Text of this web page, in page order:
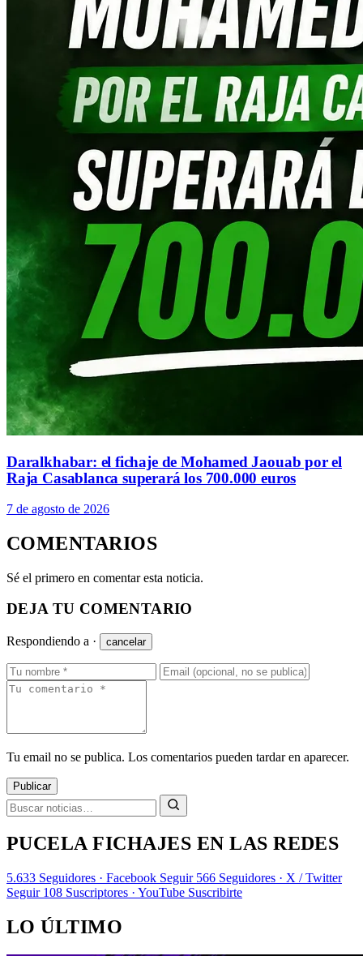
Daralkhabar: el fichaje de Mohamed Jaouab por el
Raja Casablanca superará los 700.000 euros
7 de agosto de 2026
COMENTARIOS
Sé el primero en comentar esta noticia.
DEJA TU COMENTARIO
Respondiendo a · cancelar
Tu email no se publica. Los comentarios pueden tardar en aparecer.
Publicar
PUCELA FICHAJES EN LAS REDES
5.633 Seguidores · Facebook Seguir 566 Seguidores · X / Twitter
Seguir 108 Suscriptores · YouTube Suscribirte
LO ÚLTIMO